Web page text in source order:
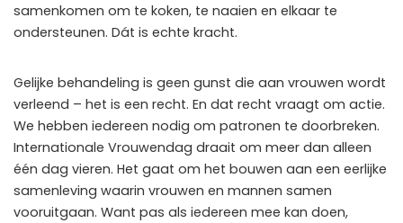
samenkomen om te koken, te naaien en elkaar te
ondersteunen. Dát is echte kracht.
Gelijke behandeling is geen gunst die aan vrouwen wordt
verleend – het is een recht. En dat recht vraagt om actie.
We hebben iedereen nodig om patronen te doorbreken.
Internationale Vrouwendag draait om meer dan alleen
één dag vieren. Het gaat om het bouwen aan een eerlijke
samenleving waarin vrouwen en mannen samen
vooruitgaan. Want pas als iedereen mee kan doen,